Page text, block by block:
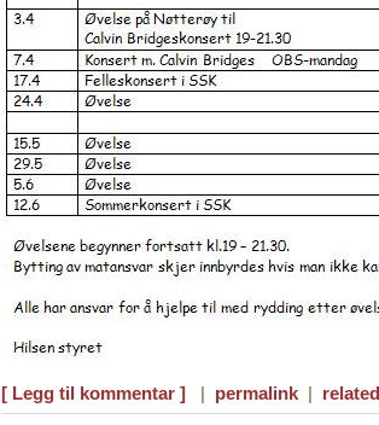
[ Legg til kommentar ] | permalink |